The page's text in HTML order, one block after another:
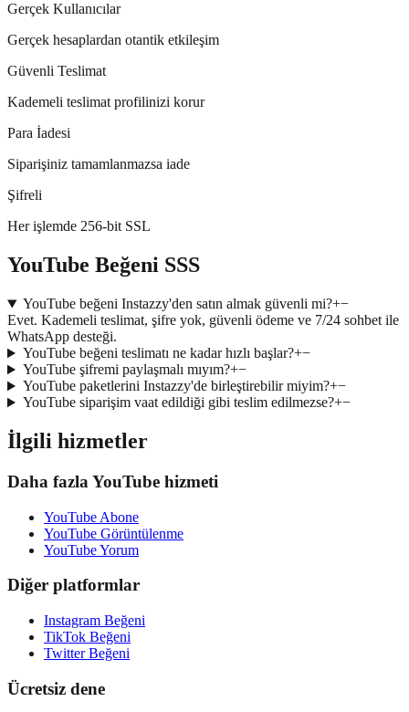
Gerçek Kullanıcılar
Gerçek hesaplardan otantik etkileşim
Güvenli Teslimat
Kademeli teslimat profilinizi korur
Para İadesi
Siparişiniz tamamlanmazsa iade
Şifreli
Her işlemde 256-bit SSL
YouTube Beğeni SSS
YouTube beğeni Instazzy'den satın almak güvenli mi?+−
Evet. Kademeli teslimat, şifre yok, güvenli ödeme ve 7/24 sohbet ile
WhatsApp desteği.
YouTube beğeni teslimatı ne kadar hızlı başlar?+−
YouTube şifremi paylaşmalı mıyım?+−
YouTube paketlerini Instazzy'de birleştirebilir miyim?+−
YouTube siparişim vaat edildiği gibi teslim edilmezse?+−
İlgili hizmetler
Daha fazla YouTube hizmeti
YouTube Abone
YouTube Görüntülenme
YouTube Yorum
Diğer platformlar
Instagram Beğeni
TikTok Beğeni
Twitter Beğeni
Ücretsiz dene